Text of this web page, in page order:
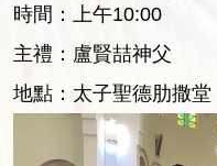
時間：上午10:00
主禮：盧賢喆神父
地點：太子聖德肋撒堂